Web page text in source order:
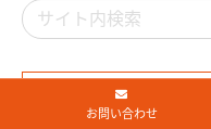
アーカイブ
お問い合わせ